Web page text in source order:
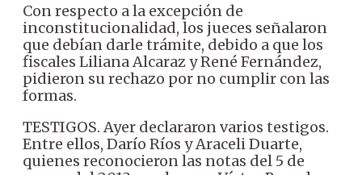
Con respecto a la excepción de
inconstitucionalidad, los jueces señalaron
que debían darle trámite, debido a que los
fiscales Liliana Alcaraz y René Fernández,
pidieron su rechazo por no cumplir con las
formas.
TESTIGOS. Ayer declararon varios testigos.
Entre ellos, Darío Ríos y Araceli Duarte,
quienes reconocieron las notas del 5 de